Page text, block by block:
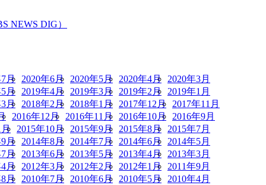
NEWS DIG）
月 2020年6月 2020年5月 2020年4月 2020年3月
月 2019年4月 2019年3月 2019年2月 2019年1月
月 2018年2月 2018年1月 2017年12月 2017年11月
2016年12月 2016年11月 2016年10月 2016年9月
月 2015年10月 2015年9月 2015年8月 2015年7月
月 2014年8月 2014年7月 2014年6月 2014年5月
月 2013年6月 2013年5月 2013年4月 2013年3月
月 2012年3月 2012年2月 2012年1月 2011年9月
月 2010年7月 2010年6月 2010年5月 2010年4月